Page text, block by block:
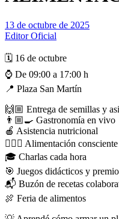
13 de octubre de 2025
Editor Oficial
🗓️ 16 de octubre
⌚ De 09:00 a 17:00 h
📍 Plaza San Martín
🙌🏼 Entrega de semillas y
👨🏼‍🍳 Gastronomía en vivo
🍎 Asistencia nutricional
🧘🏼‍♂️ Alimentación consciente
🎓 Charlas cada hora
🎯 Juegos didácticos y
📬 Buzón de recetas
🍖 Feria de alimentos